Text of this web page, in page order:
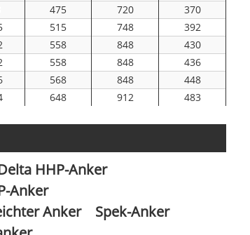
475 720
370
515 748
392
558 848
430
558 848
436
568 848
448
648 912
483
735 1066
563
762
844 1194
882 1263
HHP-Anker
Anker
Anker
Spek-Anker